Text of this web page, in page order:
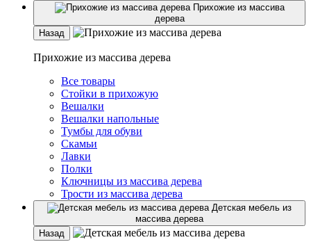
Прихожие из массива
дерева
Назад
Прихожие из массива дерева
Все товары
Стойки в прихожую
Вешалки
Вешалки напольные
Тумбы для обуви
Скамьи
Лавки
Полки
Ключницы из массива дерева
Трости из массива дерева
Детская мебель из
массива дерева
Назад